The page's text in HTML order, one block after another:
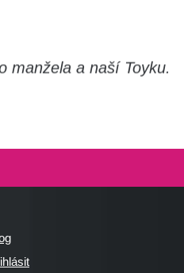
manžela a naší Toyku.